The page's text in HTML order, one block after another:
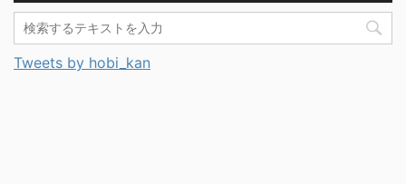
Tweets by hobi_kan